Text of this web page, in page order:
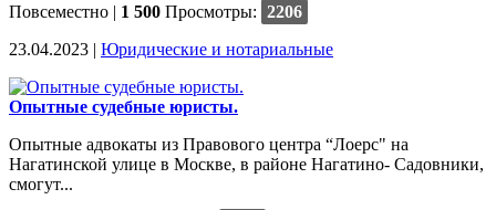
Повсеместно | 1 500 Просмотры: 2206
23.04.2023 | Юридические и нотариальные
Опытные судебные юристы.
Опытные адвокаты из Правового центра “Лоерс" на
Нагатинской улице в Москве, в районе Нагатино- Садовники,
смогут...